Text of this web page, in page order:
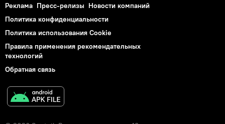
Реклама Пресс-релизы Новости компаний
Политика конфиденциальности
Политика использования Cookie
Правила применения рекомендательных
технологий
Обратная связь